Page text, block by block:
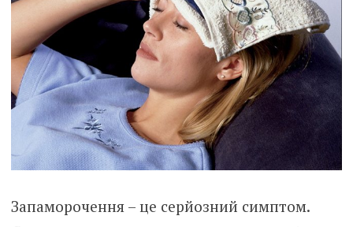
Запаморочення – це серйозний симптом.